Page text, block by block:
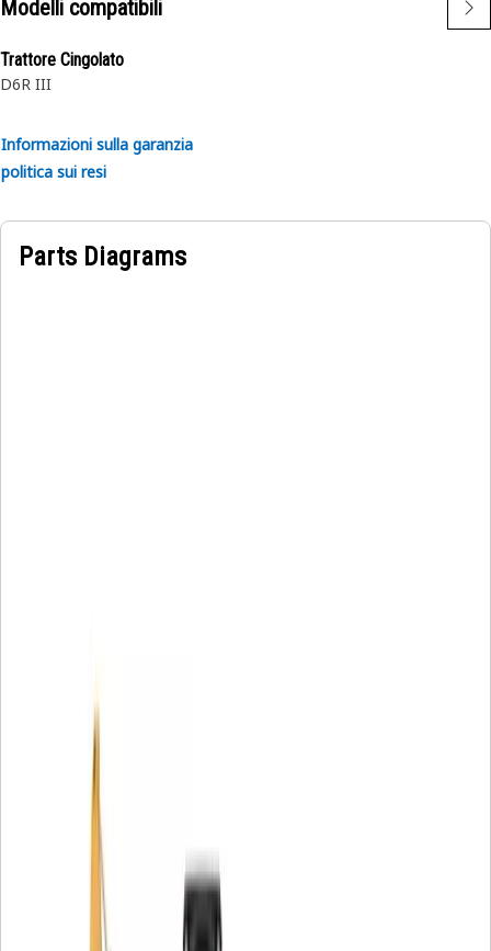
Modelli compatibili
Trattore Cingolato
D6R III
Informazioni sulla garanzia
politica sui resi
Parts Diagrams